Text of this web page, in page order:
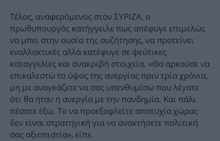
Τέλος, αναφερόμενος στον ΣΥΡΙΖΑ, ο
πρωθυπουργός κατήγγειλε πως απέφυγε επιμελώς
να μπει στην ουσία της συζήτησης, να προτείνει
εναλλακτικές αλλά κατέφυγε σε ψεύτικες
καταγγελίες και ανακριβή στοιχεία. «Θα αρκούσε να
επικαλεστώ το ύψος της ανεργίας πριν τρία χρόνια,
μη με αναγκάζετε να σας υπενθυμίσω που λέγατε
ότι θα ήταν η ανεργία με την πανδημία. Και πάλι
πέσατε έξω. Το να προεξοφλείτε αποτυχία χώρας
δεν είναι στρατηγική για να ανακτήσετε πολιτική
σας αξιοπιστία», είπε.